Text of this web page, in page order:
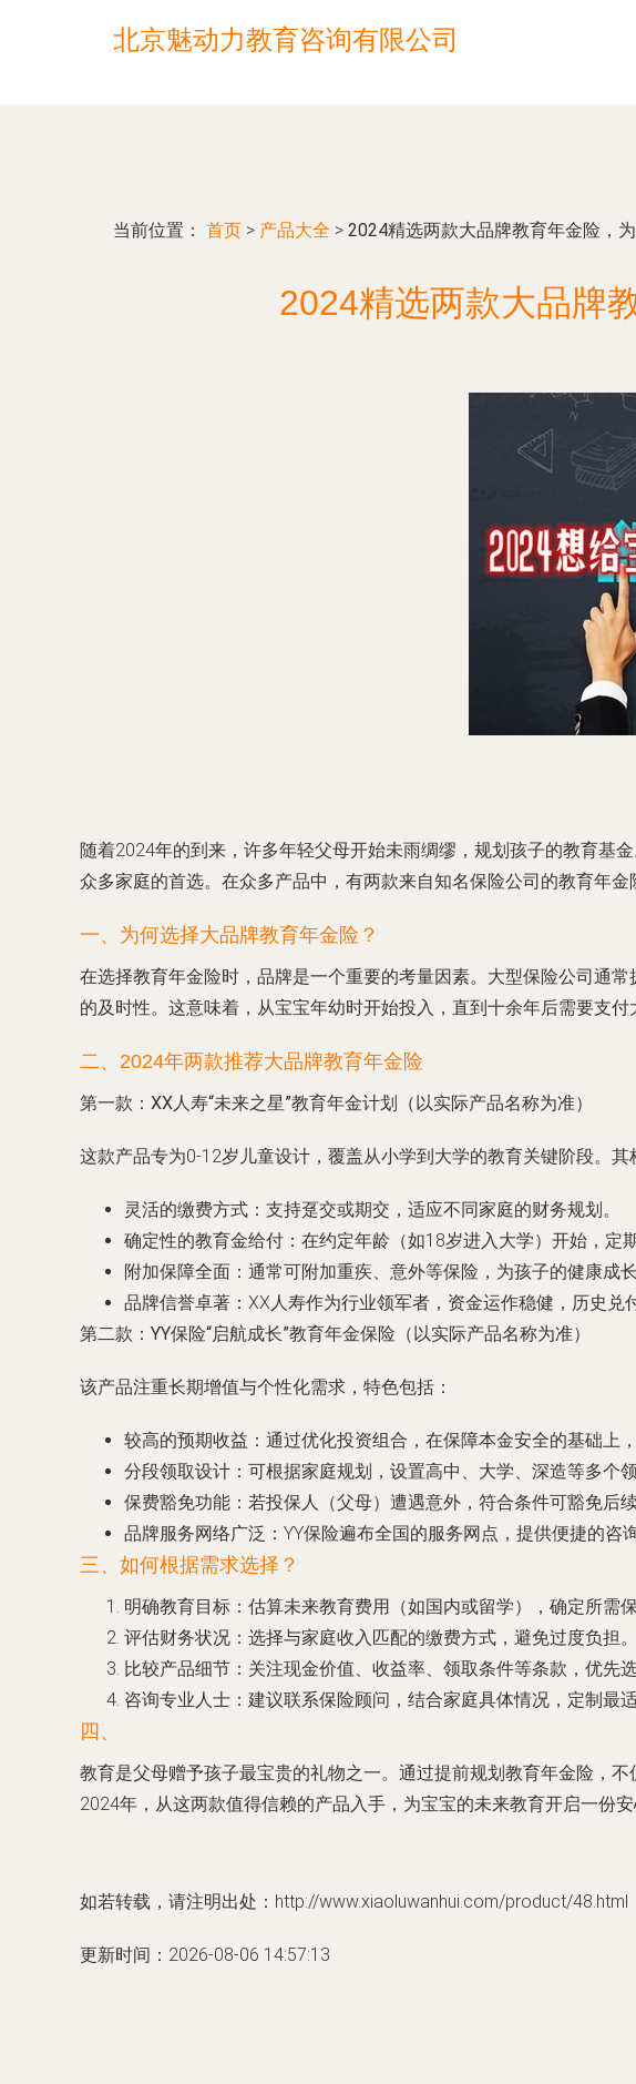
北京魅动力教育咨询有限公司
当前位置： 首页 > 产品大全 > 2024精选两款大品牌教育年金险，
2024精选两款大品牌
随着2024年的到来，许多年轻父母开始未雨绸缪，规划孩子的教育基
众多家庭的首选。在众多产品中，有两款来自知名保险公司的教育年
一、为何选择大品牌教育年金险？
在选择教育年金险时，品牌是一个重要的考量因素。大型保险公司通
的及时性。这意味着，从宝宝年幼时开始投入，直到十余年后需要支
二、2024年两款推荐大品牌教育年金险
第一款：XX人寿“未来之星”教育年金计划（以实际产品名称为准）
这款产品专为0-12岁儿童设计，覆盖从小学到大学的教育关键阶段。其
灵活的缴费方式 ：支持趸交或期交，适应不同家庭的财务规划。
确定性的教育金给付 ：在约定年龄（如18岁进入大学）开始，定
附加保障全面 ：通常可附加重疾、意外等保险，为孩子的健康成
品牌信誉卓著 ：XX人寿作为行业领军者，资金运作稳健，历史兑
第二款：YY保险“启航成长”教育年金保险（以实际产品名称为准）
该产品注重长期增值与个性化需求，特色包括：
较高的预期收益 ：通过优化投资组合，在保障本金安全的基础上
分段领取设计 ：可根据家庭规划，设置高中、大学、深造等多个
保费豁免功能 ：若投保人（父母）遭遇意外，符合条件可豁免后
品牌服务网络广泛 ：YY保险遍布全国的服务网点，提供便捷的咨
三、如何根据需求选择？
明确教育目标 ：估算未来教育费用（如国内或留学），确定所需保
评估财务状况 ：选择与家庭收入匹配的缴费方式，避免过度负担。
比较产品细节 ：关注现金价值、收益率、领取条件等条款，优先
咨询专业人士 ：建议联系保险顾问，结合家庭具体情况，定制最
四、
教育是父母赠予孩子最宝贵的礼物之一。通过提前规划教育年金险，
2024年，从这两款值得信赖的产品入手，为宝宝的未来教育开启一份安
如若转载，请注明出处：http://www.xiaoluwanhui.com/product/48.html
更新时间：2026-08-06 14:57:13